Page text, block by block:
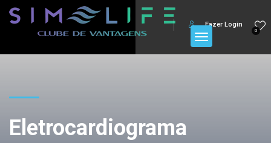
0
Fazer Login
Eletrocardiograma